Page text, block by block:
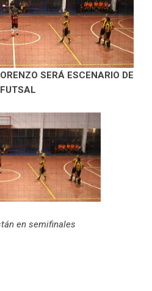
SERÁ ESCENARIO DE
en semifinales